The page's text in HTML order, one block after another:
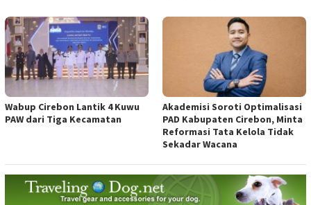
Wabup Cirebon Lantik 4 Kuwu
PAW dari Tiga Kecamatan
Akademisi Soroti Optimalisasi
PAD Kabupaten Cirebon, Minta
Reformasi Tata Kelola Tidak
Sekadar Wacana